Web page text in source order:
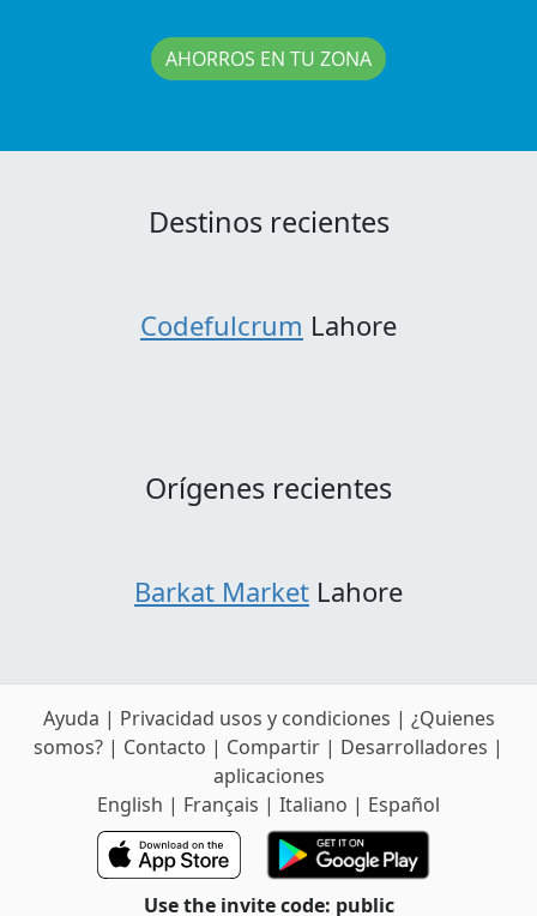
AHORROS EN TU ZONA
Destinos recientes
Codefulcrum Lahore
Orígenes recientes
Barkat Market Lahore
Ayuda | Privacidad usos y condiciones | ¿Quienes
somos? | Contacto | Compartir | Desarrolladores |
aplicaciones
English | Français | Italiano | Español
Use the invite code: public